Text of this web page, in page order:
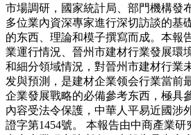
市場調研，國家統計局、部門機構發
多位業內資深專家進行深切訪談的基
的东西、理論和模子撰寫而成。本報
業運行情況、晉州市建材行業發展環
和細分領域情況，對晉州市建材行業
发與預測，是建材企業领会行業當前
企業發展戰略的必備參考东西，極具
內容受法令保護，中華人平易近國涉
證字第1454號。 本報告由中商產業